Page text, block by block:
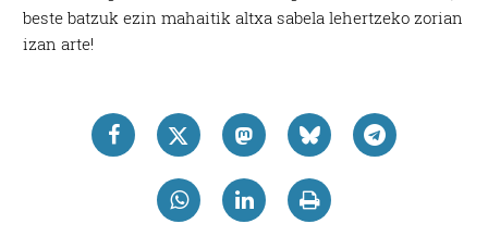
beste batzuk ezin mahaitik altxa sabela lehertzeko zorian
izan arte!